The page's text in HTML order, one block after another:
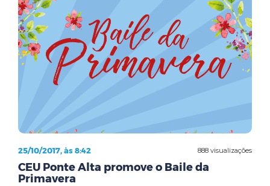
888 visualizações
25/10/2017, às 8:42
CEU Ponte Alta promove o Baile da
Primavera